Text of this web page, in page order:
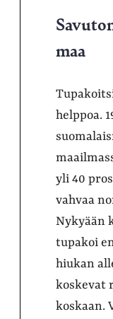
maa
helppoa.
yli 40
vahvaa
Nykyään
tupakoi
hiukan
koskevat
koskaan.